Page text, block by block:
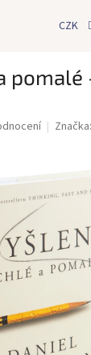
CZK
pomalé
Značka: